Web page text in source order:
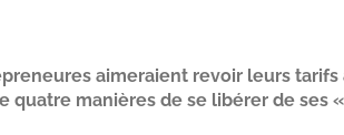
aimeraient revoir leurs tarifs
quatre manières de se libérer de ses